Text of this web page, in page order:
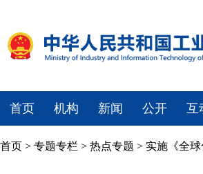
首页 机构 新闻 公开 互
首页 > 专题专栏 > 热点专题 > 实施《全